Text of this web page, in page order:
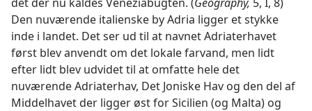
Den nuværende italienske by Adria ligger et stykke
inde i landet. Det ser ud til at navnet Adriaterhavet
først blev anvendt om det lokale farvand, men lidt
efter lidt blev udvidet til at omfatte hele det
nuværende Adriaterhav, Det Joniske Hav og den del af
Middelhavet der ligger øst for Sicilien (og Malta) og